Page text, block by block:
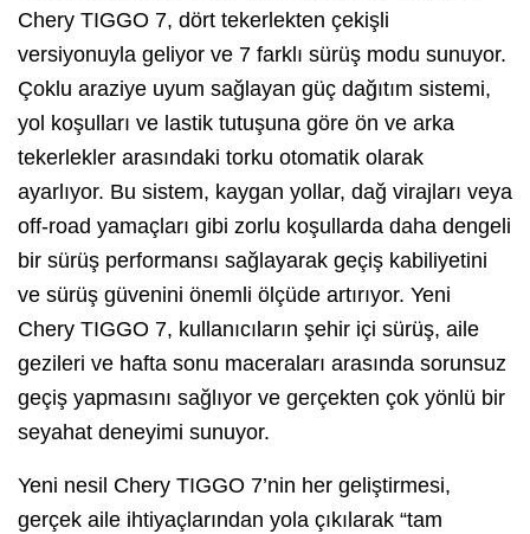
Chery TIGGO 7, dört tekerlekten çekişli
versiyonuyla geliyor ve 7 farklı sürüş modu sunuyor.
Çoklu araziye uyum sağlayan güç dağıtım sistemi,
yol koşulları ve lastik tutuşuna göre ön ve arka
tekerlekler arasındaki torku otomatik olarak
ayarlıyor. Bu sistem, kaygan yollar, dağ virajları veya
off-road yamaçları gibi zorlu koşullarda daha dengeli
bir sürüş performansı sağlayarak geçiş kabiliyetini
ve sürüş güvenini önemli ölçüde artırıyor. Yeni
Chery TIGGO 7, kullanıcıların şehir içi sürüş, aile
gezileri ve hafta sonu maceraları arasında sorunsuz
geçiş yapmasını sağlıyor ve gerçekten çok yönlü bir
seyahat deneyimi sunuyor.
Yeni nesil Chery TIGGO 7’nin her geliştirmesi,
gerçek aile ihtiyaçlarından yola çıkılarak “tam